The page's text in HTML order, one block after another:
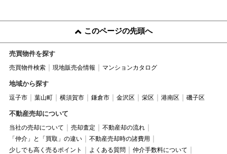
このページの先頭へ
売買物件を探す
売買物件検索 現地販売会情報 マンションカタログ
地域から探す
逗子市 葉山町 横須賀市 鎌倉市 金沢区 栄区 港南区 磯子区
不動産売却について
当社の売却について 売却査定
不動産却の流れ
「仲介」と「買取」の違い
不動産売却時の諸費用
少しでも高く売るポイント
よくある質問
仲介手数料について